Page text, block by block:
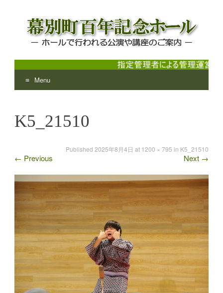
幕別町百年記念ホール
ホールで行われる公演や講座のご案内
Menu
content
K5_21510
Published 2025年8月4日 at 1200 × 795 in K5_21510
← Previous Next →